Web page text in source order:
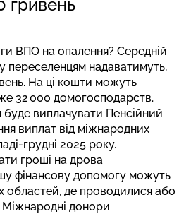
гривень
ВПО на опалення? Середній
переселенцям надаватимуть,
На ці кошти можуть
32 000 домогосподарств.
виплачувати Пенсійний
виплат від міжнародних
грудні 2025 року.
гроші на дрова
фінансову допомогу можуть
областей, де проводилися або
Міжнародні донори